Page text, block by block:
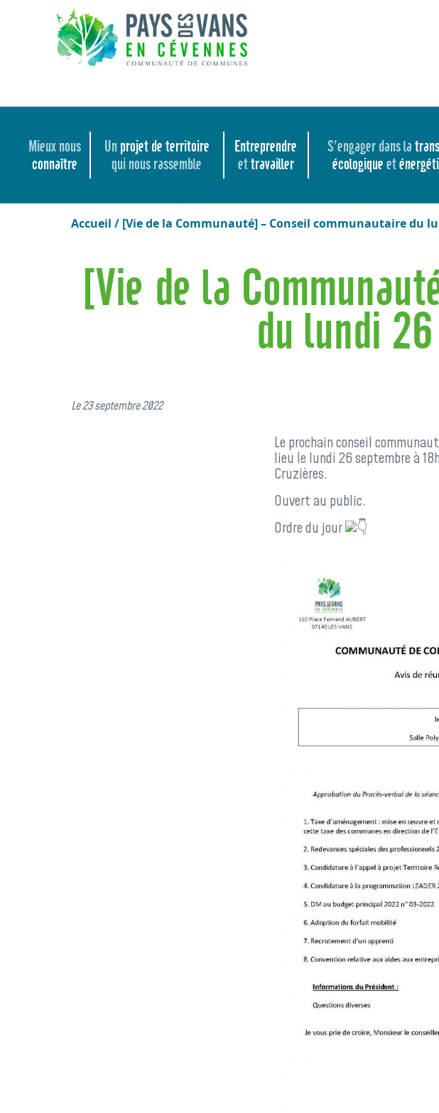
Mieux nous
connaître
Un projet de territoire
qui nous rassemble
Entreprendre
ettravailler
S’engager dans la
écologiqueet
Accueil / [Vie de la Communauté] – Conseil communautaire du
[Vie de la
du lundi
Le 23 septembre 2022
Le prochain conseil
lieu le lundi 26 septembre à
Cruzières.
Ouvert au public.
Ordre du jour